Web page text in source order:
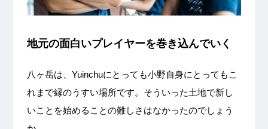
地元の面白いプレイヤーを巻き込んでいく
八ヶ岳は、Yuinchuにとっても小野自身にとってもこ
れまで縁のうすい場所です。そういった土地で新し
いことを始めることの難しさはなかったのでしょう